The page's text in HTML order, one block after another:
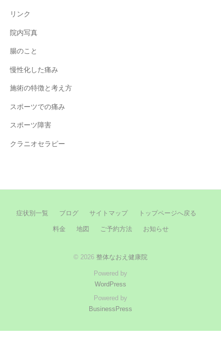
リンク
院内写真
腸のこと
慢性化した痛み
施術の特徴と考え方
スポーツでの痛み
スポーツ障害
クラニオセラピー
症状別一覧 ブログ サイトマップ トップページへ戻る
料金 地図 ご予約方法 お知らせ
© 2026 整体なおえ健康院
Powered by
WordPress
Powered by
BusinessPress